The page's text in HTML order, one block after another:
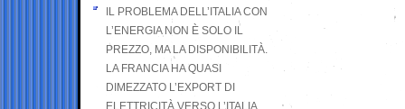
IL PROBLEMA DELL’ITALIA CON
L’ENERGIA NON È SOLO IL
PREZZO, MA LA DISPONIBILITÀ.
LA FRANCIA HA QUASI
DIMEZZATO L’EXPORT DI
ELETTRICITÀ VERSO L’ITALIA